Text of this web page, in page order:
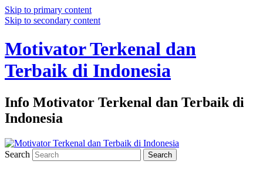
Skip to primary content
Skip to secondary content
Motivator Terkenal dan
Terbaik di Indonesia
Info Motivator Terkenal dan Terbaik di
Indonesia
Search